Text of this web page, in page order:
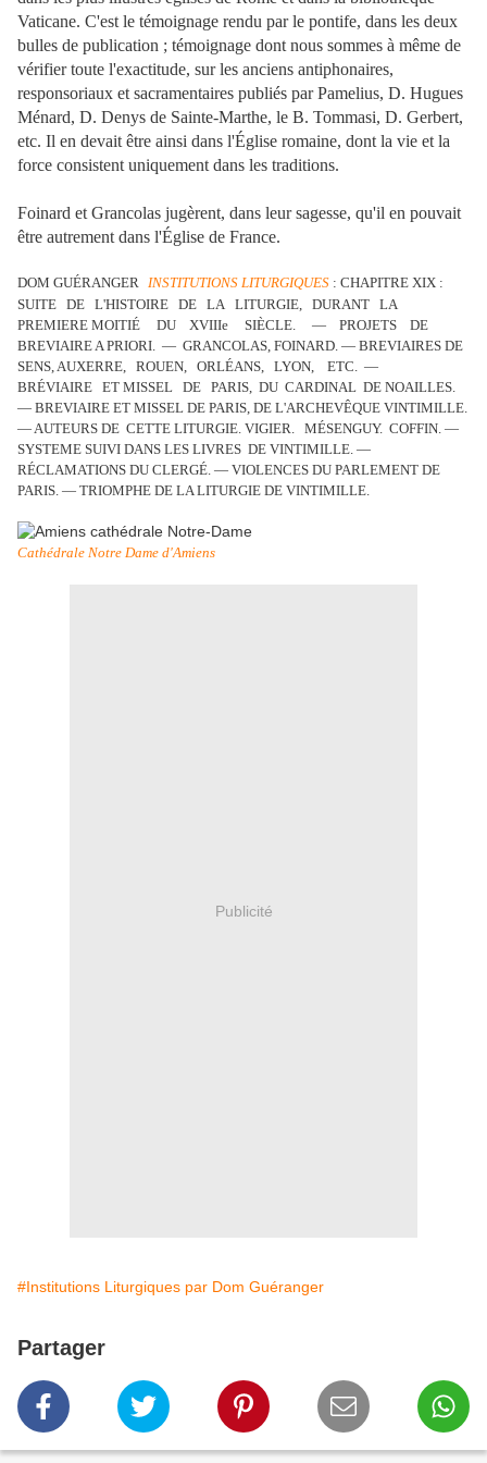
Vaticane. C'est le témoignage rendu par le pontife, dans les deux
bulles de publication ; témoignage dont nous sommes à même de
vérifier toute l'exactitude, sur les anciens antiphonaires,
responsoriaux et sacramentaires publiés par Pamelius, D. Hugues
Ménard, D. Denys de Sainte-Marthe, le B. Tommasi, D. Gerbert,
etc. Il en devait être ainsi dans l'Église romaine, dont la vie et la
force consistent uniquement dans les traditions.
Foinard et Grancolas jugèrent, dans leur sagesse, qu'il en pouvait
être autrement dans l'Église de France.
DOM GUÉRANGER INSTITUTIONS LITURGIQUES : CHAPITRE XIX :
SUITE DE L'HISTOIRE DE LA LITURGIE, DURANT LA
PREMIERE MOITIÉ DU XVIIIe SIÈCLE. — PROJETS DE
BREVIAIRE A PRIORI. — GRANCOLAS, FOINARD. — BREVIAIRES DE
SENS, AUXERRE, ROUEN, ORLÉANS, LYON, ETC. —
BRÉVIAIRE ET MISSEL DE PARIS, DU CARDINAL DE NOAILLES.
— BREVIAIRE ET MISSEL DE PARIS, DE L'ARCHEVÊQUE VINTIMILLE.
— AUTEURS DE CETTE LITURGIE. VIGIER. MÉSENGUY. COFFIN. —
SYSTEME SUIVI DANS LES LIVRES DE VINTIMILLE. —
RÉCLAMATIONS DU CLERGÉ. — VIOLENCES DU PARLEMENT DE
PARIS. — TRIOMPHE DE LA LITURGIE DE VINTIMILLE.
Cathédrale Notre Dame d'Amiens
Publicité
#Institutions Liturgiques par Dom Guéranger
Partager